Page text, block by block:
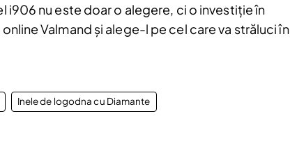
i906 nu este doar o alegere, ci o investiție în
Valmand și alege-l pe cel care va străluci în
Inele de logodna cu Diamante